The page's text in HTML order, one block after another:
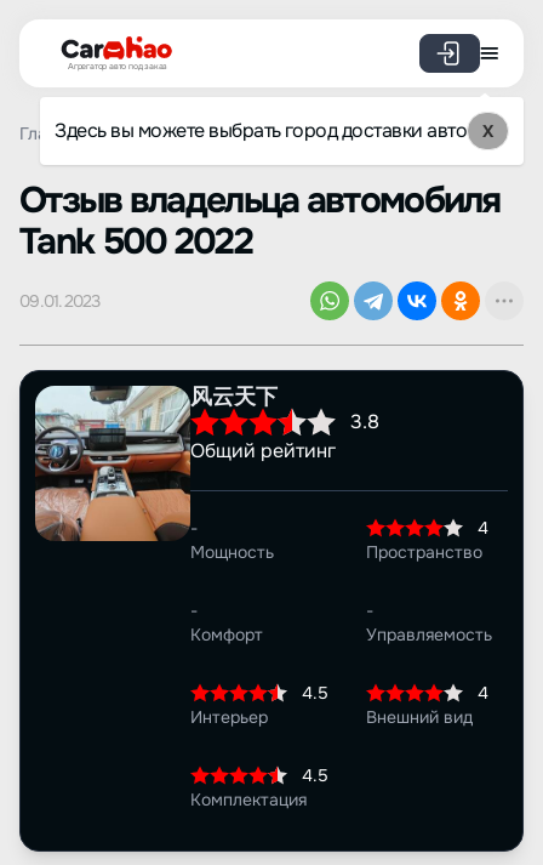
Агрегатор авто под заказ
Здесь вы можете выбрать город доставки авто X
Главная Отзывы Tank 500 Просмотр отзыва
Oтзыв владельца автомобиля
Tank 500 2022
09.01.2023
风云天下
3.8
Общий рейтинг
-
Мощность
4
Пространство
-
Комфорт
-
Управляемость
4.5
Интерьер
4
Внешний вид
4.5
Комплектация